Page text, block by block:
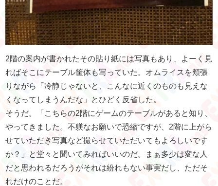
2階の案内が書かれたその貼り紙には写真もあり、よーく見
ればそこにテーブル筐体も写っていた。オムライスを頬張
りながら「冷静じゃないと、こんなに近くのものも見えな
くなってしまうんだな」とひどく反省した。
そうだ。「こちらの2階にゲームのテーブルがあると知り、
やってきました。不躾なお願いで恐縮ですが、2階に上がら
せていただき写真など撮らせていただいてもよろしいです
か？」と堂々と聞いてみればいいのだ。まぁ多少は変な人
だと思われるだろうがそれは紛れもない事実だし、ただそ
れだけのことだ。